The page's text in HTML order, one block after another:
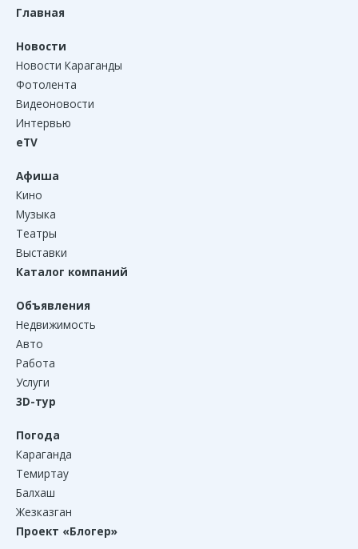
Главная
Новости
Новости Караганды
Фотолента
Видеоновости
Интервью
eTV
Афиша
Кино
Музыка
Театры
Выставки
Каталог компаний
Объявления
Недвижимость
Авто
Работа
Услуги
3D-тур
Погода
Караганда
Темиртау
Балхаш
Жезказган
Проект «Блогер»